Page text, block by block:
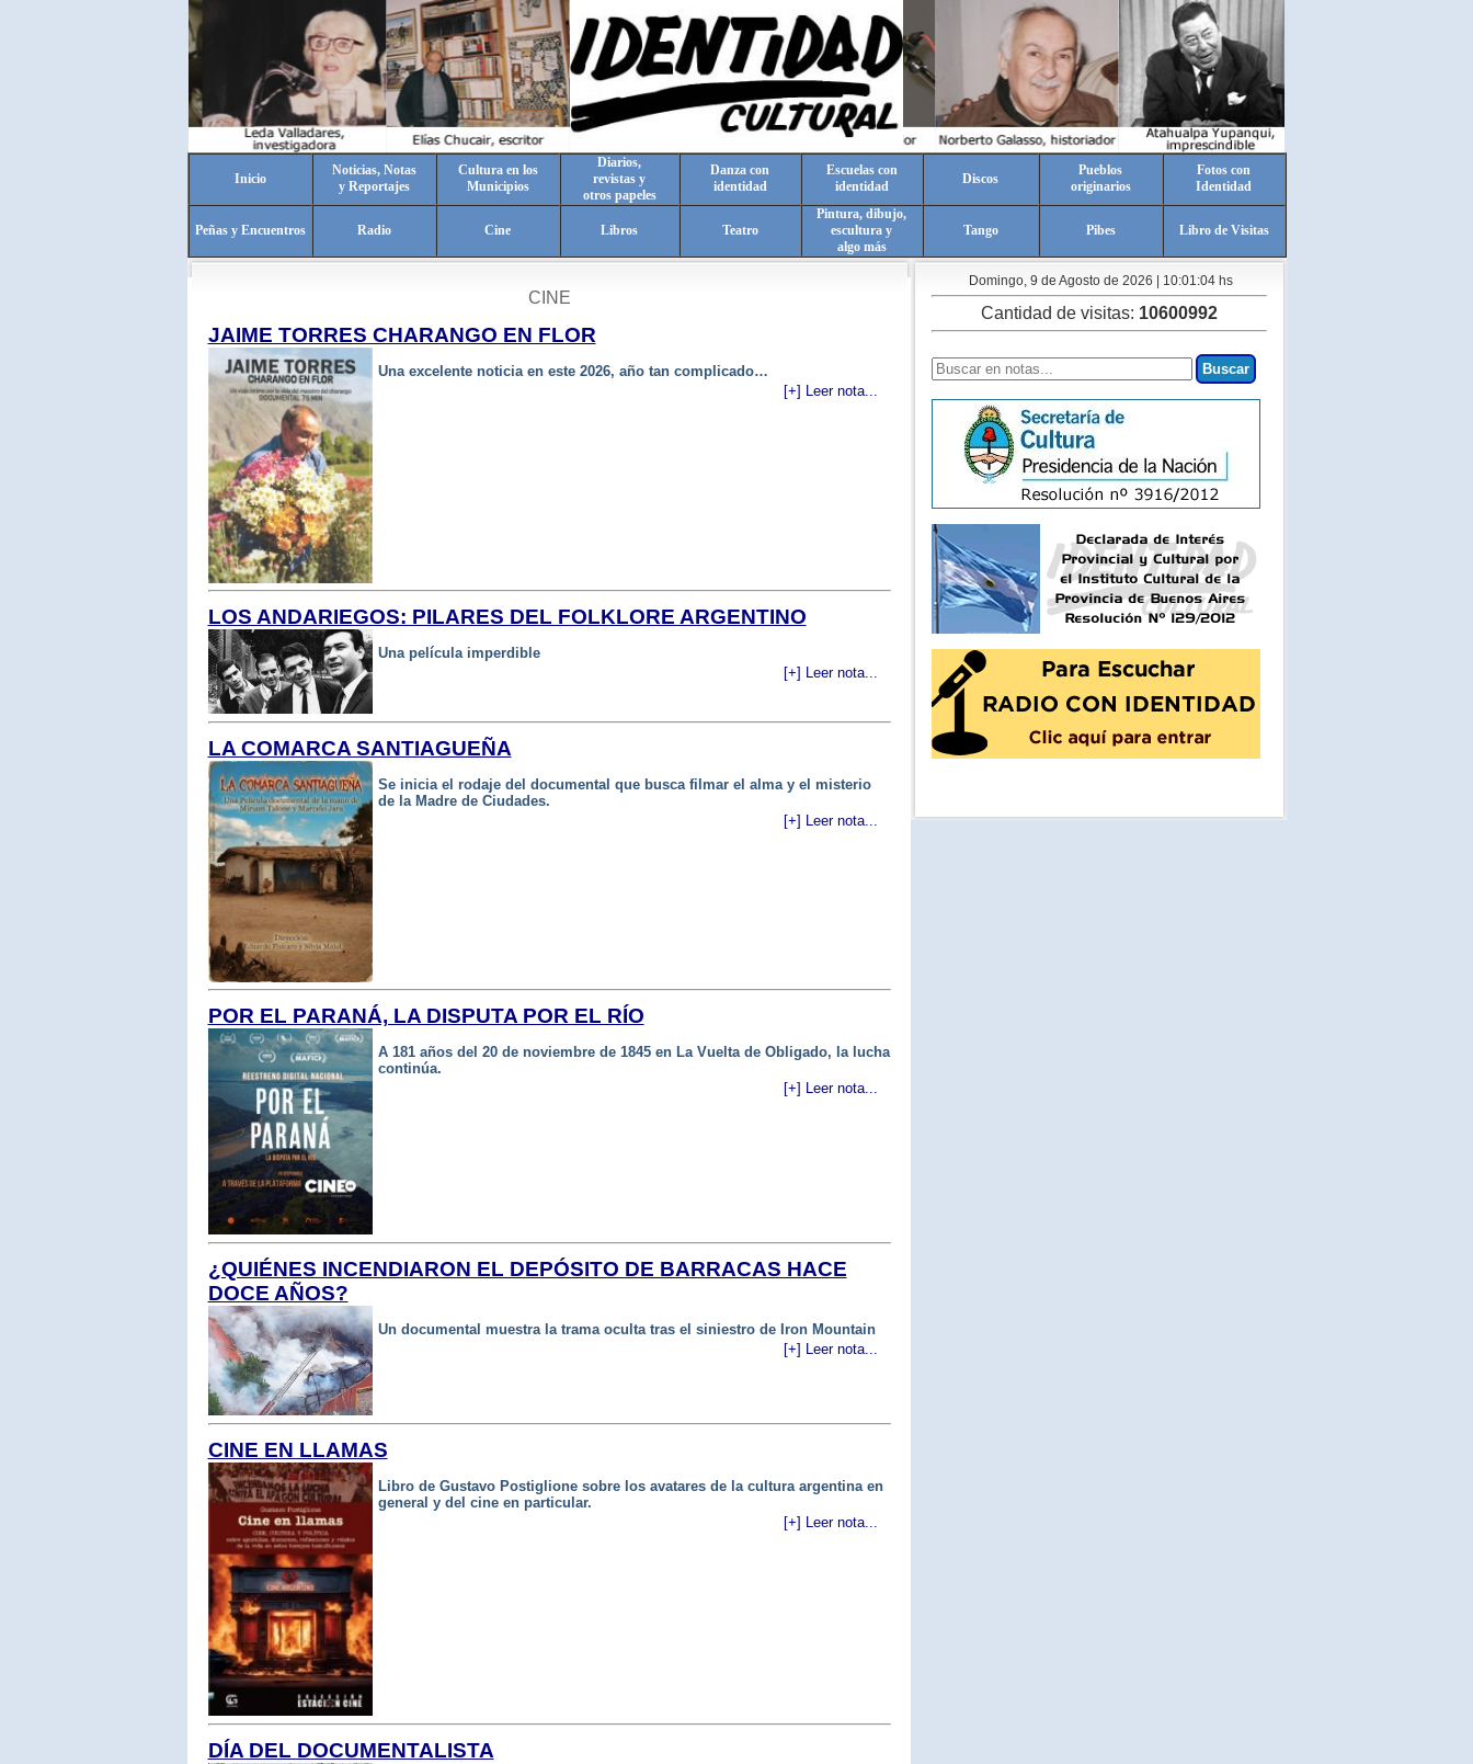
Inicio
Noticias, Notas
y Reportajes
Cultura en los
Municipios
Diarios,
revistas y
otros papeles
Danza con
identidad
Escuelas con
identidad
Discos
Pueblos
originarios
Fotos con
Identidad
Peñas y Encuentros Radio Cine Libros Teatro
Pintura, dibujo,
escultura y
algo más
Tango Pibes Libro de Visitas
CINE
JAIME TORRES CHARANGO EN FLOR
Una excelente noticia en este 2026, año tan complicado…
[+] Leer nota...
LOS ANDARIEGOS: PILARES DEL FOLKLORE ARGENTINO
Una película imperdible
[+] Leer nota...
LA COMARCA SANTIAGUEÑA
Se inicia el rodaje del documental que busca filmar el alma y el misterio
de la Madre de Ciudades.
[+] Leer nota...
POR EL PARANÁ, LA DISPUTA POR EL RÍO
A 181 años del 20 de noviembre de 1845 en La Vuelta de Obligado, la lucha
continúa.
[+] Leer nota...
¿QUIÉNES INCENDIARON EL DEPÓSITO DE BARRACAS HACE
DOCE AÑOS?
Un documental muestra la trama oculta tras el siniestro de Iron Mountain
[+] Leer nota...
CINE EN LLAMAS
Libro de Gustavo Postiglione sobre los avatares de la cultura argentina en
general y del cine en particular.
[+] Leer nota...
DÍA DEL DOCUMENTALISTA
Domingo, 9 de Agosto de 2026 | 10:01:04 hs
Cantidad de visitas: 10600992